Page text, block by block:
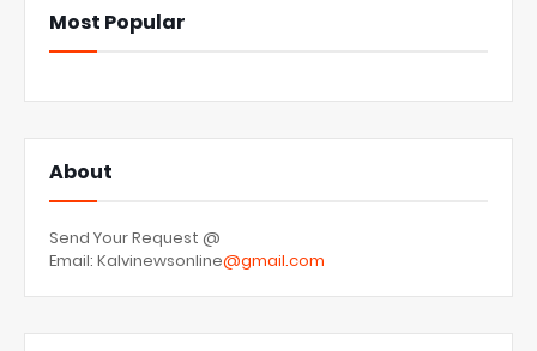
Most Popular
About
Send Your Request @
Email: Kalvinewsonline@gmail.com